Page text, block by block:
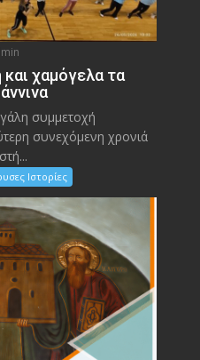
χαμόγελα τα
συμμετοχή
συνεχόμενη χρονιά
Ιστορίες